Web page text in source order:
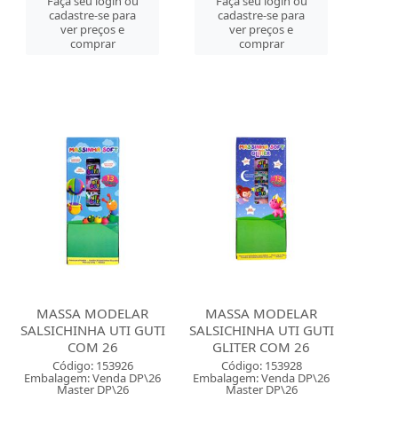
cadastre-se para
ver preços e
comprar
cadastre-se para
ver preços e
comprar
MASSA MODELAR
SALSICHINHA UTI GUTI
COM 26
Código: 153926
Embalagem: Venda DP\26
Master DP\26
MASSA MODELAR
SALSICHINHA UTI GUTI
GLITER COM 26
Código: 153928
Embalagem: Venda DP\26
Master DP\26